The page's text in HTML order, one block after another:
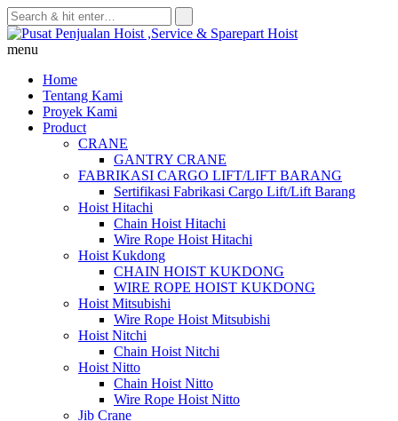
Skip
to
content
menu
Home
Tentang Kami
Proyek Kami
Product
CRANE
GANTRY CRANE
FABRIKASI CARGO LIFT/LIFT BARANG
Sertifikasi Fabrikasi Cargo Lift/Lift Barang
Hoist Hitachi
Chain Hoist Hitachi
Wire Rope Hoist Hitachi
Hoist Kukdong
CHAIN HOIST KUKDONG
WIRE ROPE HOIST KUKDONG
Hoist Mitsubishi
Wire Rope Hoist Mitsubishi
Hoist Nitchi
Chain Hoist Nitchi
Hoist Nitto
Chain Hoist Nitto
Wire Rope Hoist Nitto
Jib Crane